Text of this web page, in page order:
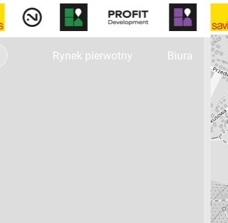
Rynek pierwotny Biura